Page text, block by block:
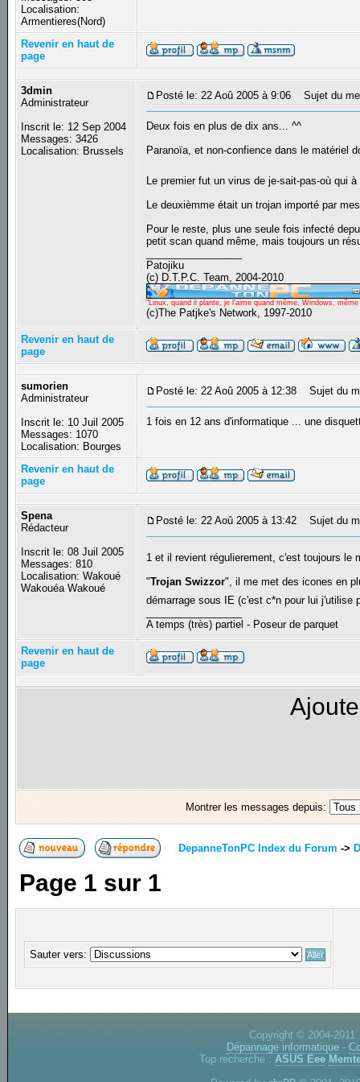
Localisation:
Armentieres(Nord)
Revenir en haut de
page
3dmin
Administrateur
Inscrit le: 12 Sep 2004
Messages: 3426
Localisation: Brussels
Posté le: 22 Aoû 2005 à 9:06 Sujet du
Deux fois en plus de dix ans... ^^
Paranoïa, et non-confience dans le matériel
Le premier fut un virus de je-sait-pas-où qui
Le deuxièmme était un trojan importé par
Pour le reste, plus une seule fois infecté
petit scan quand même, mais toujours un
Patojiku
(c) D.T.P.C. Team, 2004-2010
"Linux, quand il plante, je l'aime quand même, Windows,
(c)The Patjke's Network, 1997-2010
Revenir en haut de
page
sumorien
Administrateur
Inscrit le: 10 Juil 2005
Messages: 1070
Localisation: Bourges
Posté le: 22 Aoû 2005 à 12:38 Sujet du
1 fois en 12 ans d'informatique ... une
Revenir en haut de
page
Spena
Rédacteur
Inscrit le: 08 Juil 2005
Messages: 810
Localisation: Wakoué
Wakouéa Wakoué
Posté le: 22 Aoû 2005 à 13:42 Sujet du
1 et il revient régulierement, c'est toujours le
"Trojan Swizzor", il me met des icones en
démarrage sous IE (c'est c*n pour lui j'utilise
A temps (très) partiel - Poseur de parquet
Revenir en haut de
page
Montrer les messages depuis:
DepanneTonPC Index du Forum ->
Page 1 sur 1
Sauter vers:
Copyright © 2004-
Dépannage informatique -
Top recherche : ASUS Eee